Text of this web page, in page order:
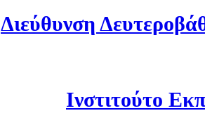
Διεύθυνση
Ινστιτούτο